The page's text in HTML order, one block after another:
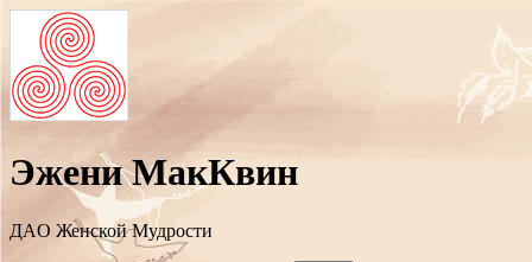
Эжени МакКвин
ДAO Женской Мудрости